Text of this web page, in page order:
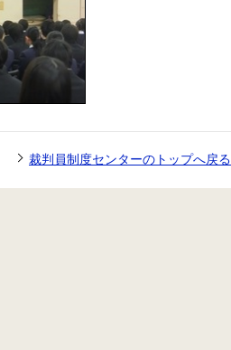
裁判員制度センターのトップへ戻る